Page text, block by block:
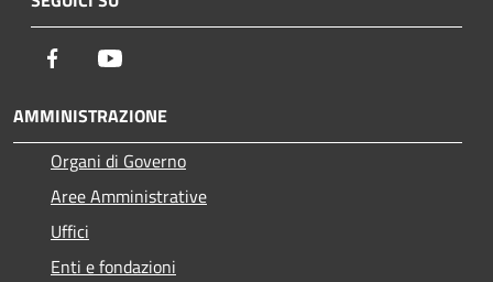
Facebook
AMMINISTRAZIONE
Organi di Governo
Aree Amministrative
Uffici
Enti e fondazioni